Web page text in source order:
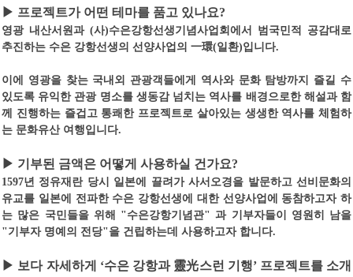
▶ 프로젝트가 어떤 테마를 품고 있나요?
영광 내산서원과 (사)수은강항선생기념사업회에서 범국민적 공감대로
추진하는 수은 강항선생의 선양사업의 一環(일환)입니다.
이에 영광을 찾는 국내외 관광객들에게 역사와 문화 탐방까지 즐길 수
있도록 유익한 관광 명소를 생동감 넘치는 역사를 배경으로한 해설과 함
께 진행하는 즐겁고 통쾌한 프로젝트로 살아있는 생생한 역사를 체험하
는 문화유산 여행입니다.
▶ 기부된 금액은 어떻게 사용하실 건가요?
1597년 정유재란 당시 일본에 끌려가 사서오경을 발문하고 선비문화의
유교를 일본에 전파한 수은 강항선생에 대한 선양사업에 동참하고자 하
는 많은 국민들을 위해 "수은강항기념관"과 기부자들이 영원히 남을
"기부자 명예의 전당"을 건립하는데 사용하고자 합니다.
▶ 보다 자세하게 ‘수은 강항과 靈光스런 기행’ 프로젝트를 소개